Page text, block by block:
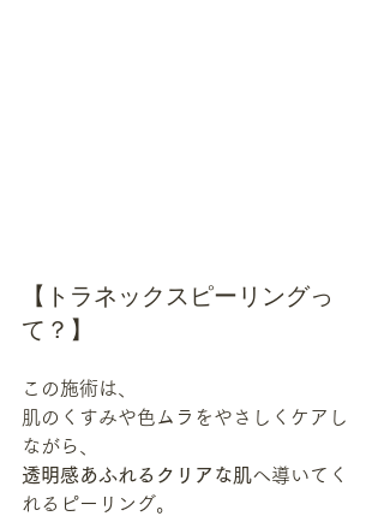
【トラネックスピーリングっ
て？】
この施術は、
肌のくすみや色ムラをやさしくケアし
ながら、
透明感あふれるクリアな肌へ導いてく
れるピーリング。